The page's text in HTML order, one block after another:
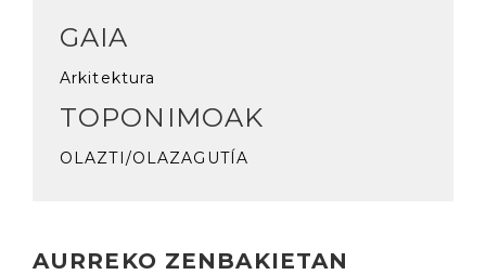
GAIA
Arkitektura
TOPONIMOAK
OLAZTI/OLAZAGUTÍA
AURREKO ZENBAKIETAN